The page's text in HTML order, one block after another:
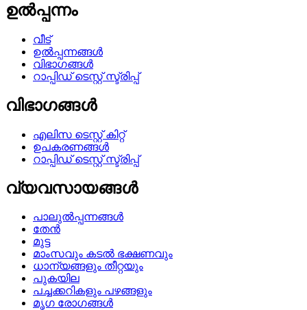
ഉൽപ്പന്നം
വീട്
ഉൽപ്പന്നങ്ങൾ
വിഭാഗങ്ങൾ
റാപ്പിഡ് ടെസ്റ്റ് സ്ട്രിപ്പ്
വിഭാഗങ്ങൾ
എലിസ ടെസ്റ്റ് കിറ്റ്
ഉപകരണങ്ങൾ
റാപ്പിഡ് ടെസ്റ്റ് സ്ട്രിപ്പ്
വ്യവസായങ്ങൾ
പാലുൽപ്പന്നങ്ങൾ
തേൻ
മുട്ട
മാംസവും കടൽ ഭക്ഷണവും
ധാന്യങ്ങളും തീറ്റയും
പുകയില
പച്ചക്കറികളും പഴങ്ങളും
മൃഗ രോഗങ്ങൾ